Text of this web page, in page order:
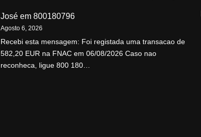
José em 800180796
Agosto 6, 2026
Recebi esta mensagem: Foi registada uma transacao de
582,20 EUR na FNAC em 06/08/2026 Caso nao
reconheca, ligue 800 180…